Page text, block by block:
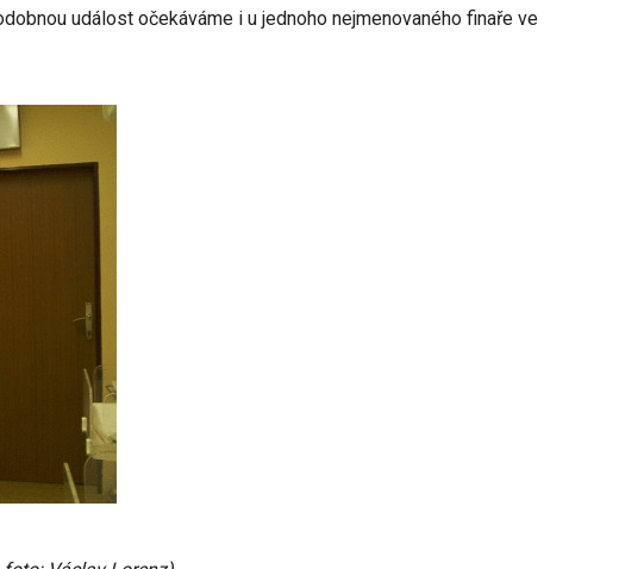
událost očekáváme i u jednoho nejmenovaného finaře ve